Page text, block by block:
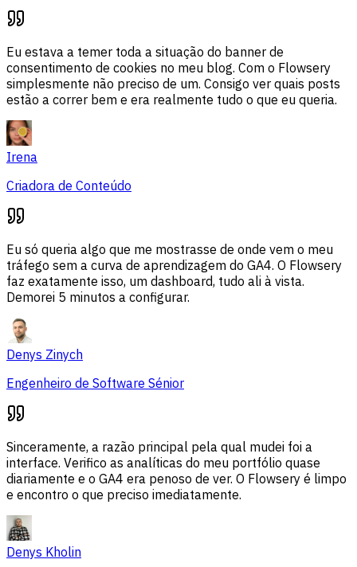
Eu estava a temer toda a situação do banner de
consentimento de cookies no meu blog. Com o Flowsery
simplesmente não preciso de um. Consigo ver quais posts
estão a correr bem e era realmente tudo o que eu queria.
Irena
Criadora de Conteúdo
Eu só queria algo que me mostrasse de onde vem o meu
tráfego sem a curva de aprendizagem do GA4. O Flowsery
faz exatamente isso, um dashboard, tudo ali à vista.
Demorei 5 minutos a configurar.
Denys Zinych
Engenheiro de Software Sénior
Sinceramente, a razão principal pela qual mudei foi a
interface. Verifico as analíticas do meu portfólio quase
diariamente e o GA4 era penoso de ver. O Flowsery é limpo
e encontro o que preciso imediatamente.
Denys Kholin